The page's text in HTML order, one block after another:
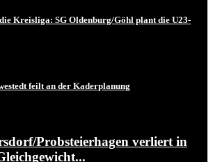
Kreisliga: SG Oldenburg/Göhl plant die U23-
feilt an der Kaderplanung
Probsteierhagen verliert in